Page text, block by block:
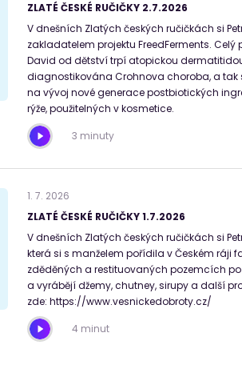
ZLATÉ ČESKÉ RUČIČKY 2.7.2026
V dnešních Zlatých českých ručičkách si
zakladatelem projektu FreedFerments.
David od dětství trpí atopickou
diagnostikována Crohnova choroba, a tak
na vývoj nové generace postbiotických
rýže, použitelných v kosmetice.
3 minuty
1. 7. 2026
ZLATÉ ČESKÉ RUČIČKY 1.7.2026
V dnešních Zlatých českých ručičkách si
která si s manželem pořídila v Českém ráji
zděděných a restituovaných pozemcích
a vyrábějí džemy, chutney, sirupy a další
zde: https://www.vesnickedobroty.cz/
4 minut